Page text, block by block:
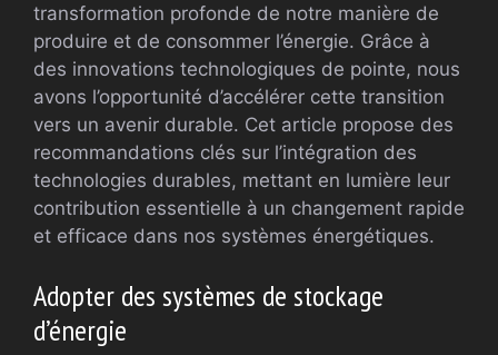
transformation profonde de notre manière de
produire et de consommer l’énergie. Grâce à
des innovations technologiques de pointe, nous
avons l’opportunité d’accélérer cette transition
vers un avenir durable. Cet article propose des
recommandations clés sur l’intégration des
technologies durables, mettant en lumière leur
contribution essentielle à un changement rapide
et efficace dans nos systèmes énergétiques.
Adopter des systèmes de stockage
d’énergie